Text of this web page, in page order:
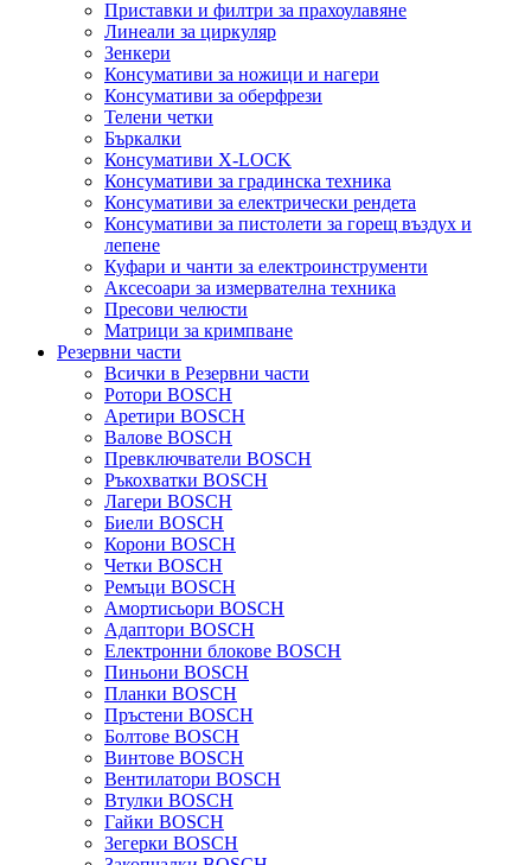
Приставки и филтри за прахоулавяне
Линеали за циркуляр
Зенкери
Консумативи за ножици и нагери
Консумативи за оберфрези
Телени четки
Бъркалки
Консумативи X-LOCK
Консумативи за градинска техника
Консумативи за електрически рендета
Консумативи за пистолети за горещ въздух и
лепене
Куфари и чанти за електроинструменти
Аксесоари за измервателна техника
Пресови челюсти
Матрици за кримпване
Резервни части
Всички в Резервни части
Ротори BOSCH
Аретири BOSCH
Валове BOSCH
Превключватели BOSCH
Ръкохватки BOSCH
Лагери BOSCH
Биели BOSCH
Корони BOSCH
Четки BOSCH
Ремъци BOSCH
Амортисьори BOSCH
Адаптори BOSCH
Електронни блокове BOSCH
Пиньони BOSCH
Планки BOSCH
Пръстени BOSCH
Болтове BOSCH
Винтове BOSCH
Вентилатори BOSCH
Втулки BOSCH
Гайки BOSCH
Зегерки BOSCH